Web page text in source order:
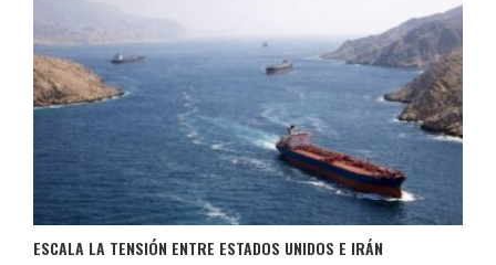
ESCALA LA TENSIÓN ENTRE ESTADOS UNIDOS E IRÁN